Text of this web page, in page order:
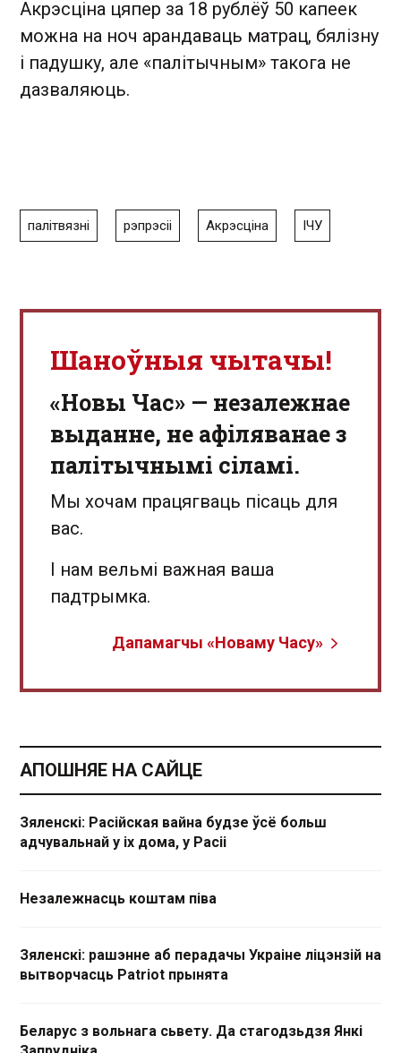
Акрэсціна цяпер за 18 рублёў 50 капеек
можна на ноч арандаваць матрац, бялізну
і падушку, але «палітычным» такога не
дазваляюць.
палітвязні рэпрэсіі Акрэсціна ІЧУ
Шаноўныя чытачы!
«Новы Час» — незалежнае
выданне, не афіляванае з
палітычнымі сіламі.
Мы хочам працягваць пісаць для
вас.
І нам вельмі важная ваша
падтрымка.
Дапамагчы «Новаму Часу»
АПОШНЯЕ НА САЙЦЕ
Зяленскі: Расійская вайна будзе ўсё больш
адчувальнай у іх дома, у Расіі
Незалежнасць коштам піва
Зяленскі: рашэнне аб перадачы Украіне ліцэнзій на
вытворчасць Patriot прынята
Беларус з вольнага сьвету. Да стагодзьдзя Янкі